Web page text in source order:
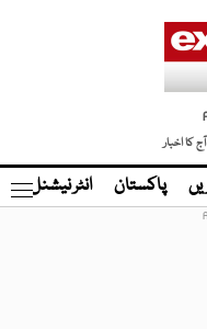
| آج کا اخبار
پاکستان انٹر نیشنل